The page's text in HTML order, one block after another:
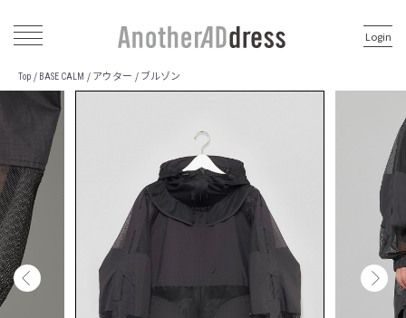
Login
Top / BASE CALM / アウター / ブルゾン